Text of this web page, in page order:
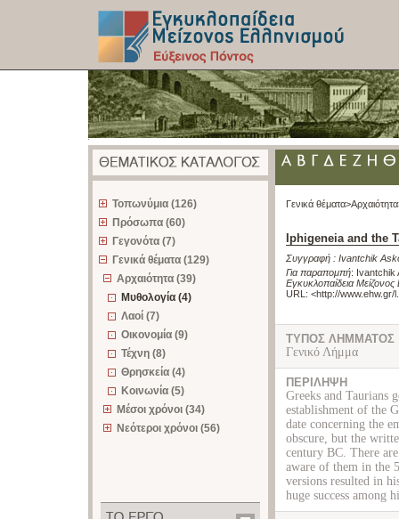
Τοπωνύμια (126)
Πρόσωπα (60)
Γεγονότα (7)
Γενικά θέματα (129)
Αρχαιότητα (39)
Μυθολογία (4)
Λαοί (7)
Οικονομία (9)
Τέχνη (8)
Θρησκεία (4)
Κοινωνία (5)
Μέσοι χρόνοι (34)
Νεότεροι χρόνοι (56)
Γενικά θέματα>
Iphigeneia and the
Συγγραφή : Ivantchik
Για παραπομπή: Ivantchik
Εγκυκλοπαίδεια
URL: <http://www.ehw.gr/
ΤΥΠΟΣ ΛΗΜΜΑΤΟΣ
Γενικό Λήμμα
ΠΕΡΙΛΗΨΗ
Greeks and Taurians
establishment of the
date concerning the
obscure, but the
century BC. There
aware of them in the
versions resulted in
huge success among